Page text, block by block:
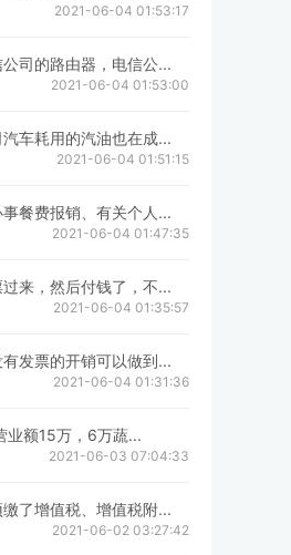
2021-06-04 01:53:17
司的路由器，电信公...
2021-06-04 01:53:00
车耗用的汽油也在成...
2021-06-04 01:51:15
餐费报销、有关个人...
2021-06-04 01:47:35
来，然后付钱了，不...
2021-06-04 01:35:57
发票的开销可以做到...
2021-06-04 01:31:36
业额15万，6万蔬...
2021-06-03 07:04:33
了增值税、增值税附...
2021-06-02 03:27:42